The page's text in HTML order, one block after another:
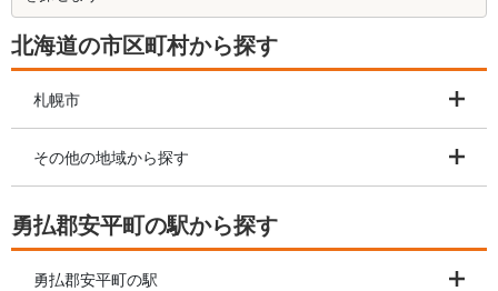
北海道の市区町村から探す
札幌市
その他の地域から探す
勇払郡安平町の駅から探す
勇払郡安平町の駅